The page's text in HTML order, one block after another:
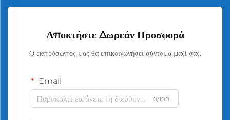
Αποκτήστε Δωρεάν Προσφορά
Ο εκπρόσωπός μας θα επικοινωνήσει σύντομα μαζί σας.
Email
0/100